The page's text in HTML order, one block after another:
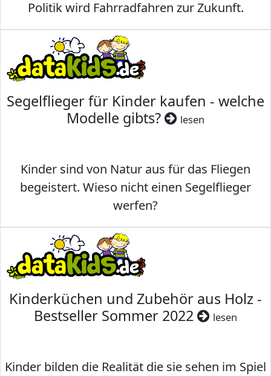
Politik wird Fahrradfahren zur Zukunft.
Segelflieger für Kinder kaufen - welche
Modelle gibts?
lesen
Kinder sind von Natur aus für das Fliegen
begeistert. Wieso nicht einen Segelflieger
werfen?
Kinderküchen und Zubehör aus Holz -
Bestseller Sommer 2022
lesen
Kinder bilden die Realität die sie sehen im Spiel